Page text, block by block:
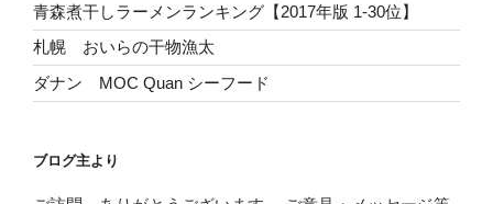
青森煮干しラーメンランキング【2017年版 1-30位】
札幌 おいらの干物漁太
ダナン MOC Quan シーフード
ブログ主より